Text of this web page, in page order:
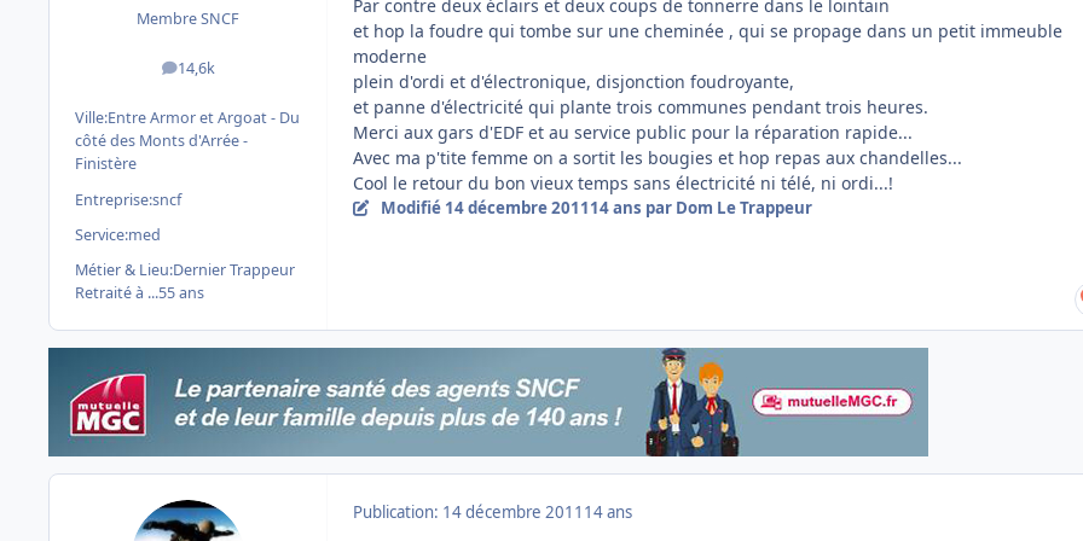
Membre SNCF
14,6k
messages
Ville:Entre Armor et Argoat - Du
côté des Monts d'Arrée -
Finistère
Entreprise:sncf
Service:med
Métier & Lieu:Dernier Trappeur
Retraité à ...55 ans
Par contre deux éclairs et deux coups de tonnerre dans le lointain
et hop la foudre qui tombe sur une cheminée , qui se propage dans un petit immeuble
moderne
plein d'ordi et d'électronique, disjonction foudroyante,
et panne d'électricité qui plante trois communes pendant trois heures.
Merci aux gars d'EDF et au service public pour la réparation rapide...
Avec ma p'tite femme on a sortit les bougies et hop repas aux chandelles...
Cool le retour du bon vieux temps sans électricité ni télé, ni ordi...!
Modifié 14 décembre 201114 ans par Dom Le Trappeur
Publication: 14 décembre 2011 14 ans